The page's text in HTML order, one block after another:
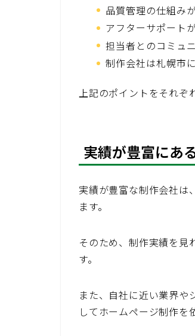
品質管理の仕組み
アフターサポート
担当者とのコミュ
制作会社は札幌市
上記のポイントをそれぞ
実績が豊富にあ
実績が豊富な制作会社は
ます。
そのため、制作実績を見
す。
また、自社に近い業界や
してホームページ制作を